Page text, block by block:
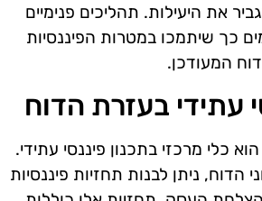
את היעילות. תהליכים פנימיים
כך שיתמכו במטרות הפיננסיות
המעודכן.
עתידי בעזרת הדוח
כלי מרכזי בתכנון פיננסי עתידי.
הדוח, ניתן לבנות תחזיות פיננסיות